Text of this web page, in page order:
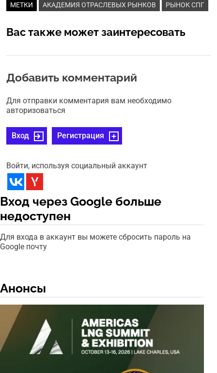
МЕТКИ АКАДЕМИЯ ОТРАСЛЕВЫХ РЫНКОВ РЫНОК СПГ
Вас также может заинтересовать
Добавить комментарий
Для отправки комментария вам необходимо
авторизоваться
Вход Регистрация
Войти, используя социальный аккаунт
Вход через Google больше
недоступен
Для входа в аккаунт вы можете сбросить пароль на
Google почту
Анонсы